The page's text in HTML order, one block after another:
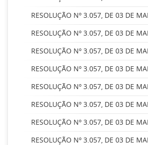
RESOLUÇÃO Nº 3.057, DE 03 DE
RESOLUÇÃO Nº 3.057, DE 03 DE
RESOLUÇÃO Nº 3.057, DE 03 DE
RESOLUÇÃO Nº 3.057, DE 03 DE
RESOLUÇÃO Nº 3.057, DE 03 DE
RESOLUÇÃO Nº 3.057, DE 03 DE
RESOLUÇÃO Nº 3.057, DE 03 DE
RESOLUÇÃO Nº 3.057, DE 03 DE